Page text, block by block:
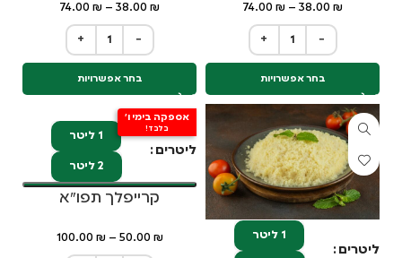
38.00 ₪
–
74.00 ₪
+ −
בחר אפשרויות
38.00 ₪
–
74.00 ₪
+ −
בחר אפשרויות
ליטרים
1 ליטר
אספקה בימי ו'
בלבד!
ליטרים
1 ליטר
2 ליטר
קרייפלך תפו"א
50.00 ₪
–
100.00 ₪